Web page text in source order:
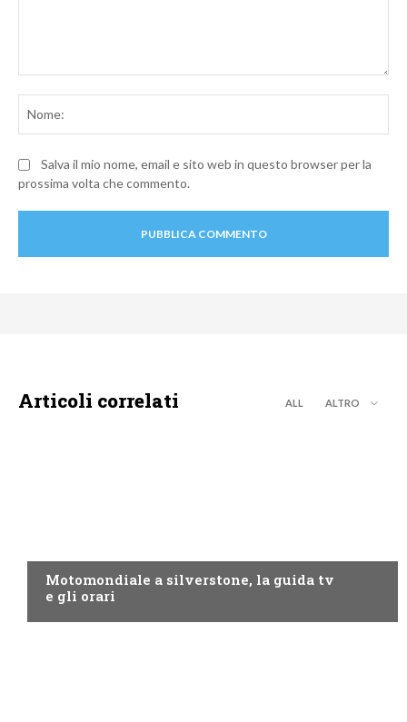
Salva il mio nome, email e sito web in questo browser per la
prossima volta che commento.
Articoli correlati ALL ALTRO
Motomondiale a silverstone, la guida tv
e gli orari